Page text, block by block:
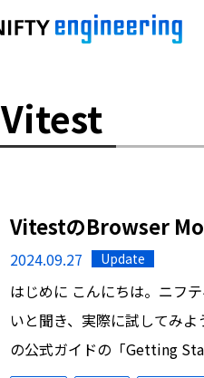
Vitest
VitestのBrowser
2024.09.27 Update
はじめに こんにちは。ニフ
いと聞き、実際に試してみ
の公式ガイドの「Getting